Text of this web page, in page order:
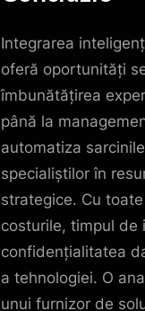
Integrarea
oferă oportunități
îmbunătățirea
până la
automatiza
specialiștilor în
strategice. Cu
costurile, timpul de
confidențialitatea
a tehnologiei. O
unui furnizor de